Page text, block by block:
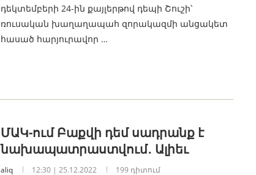
դեկտեմբերի 24-ին քայլերթով դեպի Շուշի՝
ռուսական խաղաղապահ զորակազմի անցակետ
հասած հարյուրավոր …
ՄԱԿ-ում Բաքվի դեմ սադրանք է
նախապատրաստվում․ Ալիեւ
aliq 12:30 | 25.12.2022 199 դիտում